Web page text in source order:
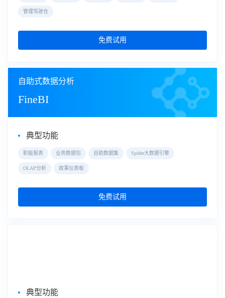
管理驾驶仓
免费试用
自助式数据分析
FineBI
典型功能
职能报表 业务数据包 自助数据集 Spider大数据引擎
OLAP分析 故事仪表板
免费试用
典型功能